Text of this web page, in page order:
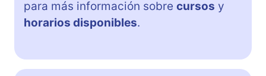
para más información sobre cursos y
horarios disponibles.